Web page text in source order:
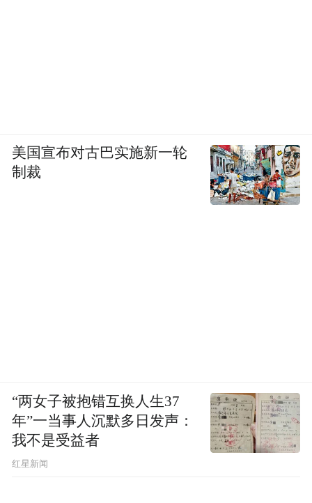
美国宣布对古巴实施新一轮
制裁
“两女子被抱错互换人生37
年”一当事人沉默多日发声：
我不是受益者
红星新闻